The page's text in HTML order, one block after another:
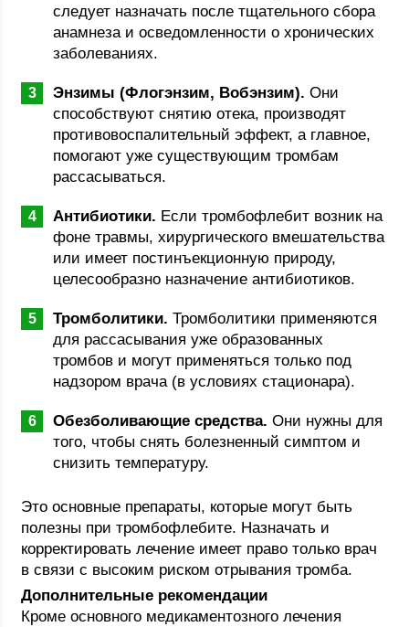
следует назначать после тщательного сбора
анамнеза и осведомленности о хронических
заболеваниях.
Энзимы (Флогэнзим, Вобэнзим). Они
способствуют снятию отека, производят
противовоспалительный эффект, а главное,
помогают уже существующим тромбам
рассасываться.
Антибиотики. Если тромбофлебит возник на
фоне травмы, хирургического вмешательства
или имеет постинъекционную природу,
целесообразно назначение антибиотиков.
Тромболитики. Тромболитики применяются
для рассасывания уже образованных
тромбов и могут применяться только под
надзором врача (в условиях стационара).
Обезболивающие средства. Они нужны для
того, чтобы снять болезненный симптом и
снизить температуру.
Это основные препараты, которые могут быть
полезны при тромбофлебите. Назначать и
корректировать лечение имеет право только врач
в связи с высоким риском отрывания тромба.
Дополнительные рекомендации
Кроме основного медикаментозного лечения